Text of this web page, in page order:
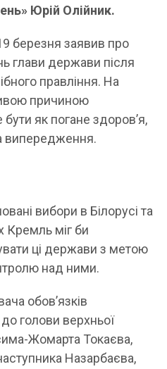
Юрій Олійник.
березня заявив про
глави держави після
правління. На
причиною
як погане здоров’я,
випередження.
вибори в Білорусі та
Кремль міг би
ці держави з метою
над ними.
обов’язків
голови верхньої
Жомарта Токаєва,
Назарбаєва,